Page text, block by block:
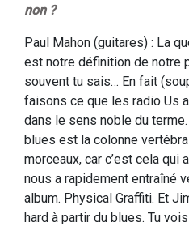
non ?
Paul Mahon (guitares) : La
est notre définition de notre
souvent tu sais… En fait
faisons ce que les radio Us
dans le sens noble du
blues est la colonne
morceaux, car c’est cela qui
nous a rapidement entraîné
album. Physical Graffiti. Et
hard à partir du blues. Tu